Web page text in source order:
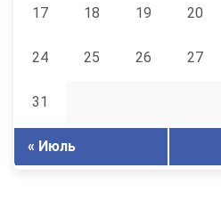
17 18 19 20
24 25 26 27
31
« Июль